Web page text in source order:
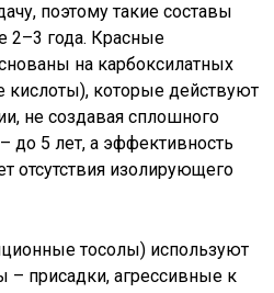
поэтому такие составы
года. Красные
на карбоксилатных
кислоты), которые действуют
не создавая сплошного
до 5 лет, а эффективность
отсутствия изолирующего
тосолы) используют
– присадки, агрессивные к